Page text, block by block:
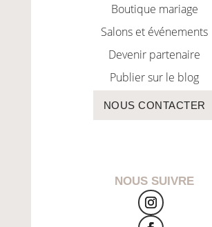
Boutique mariage
Salons et événements
Devenir partenaire
Publier sur le blog
NOUS CONTACTER
NOUS SUIVRE